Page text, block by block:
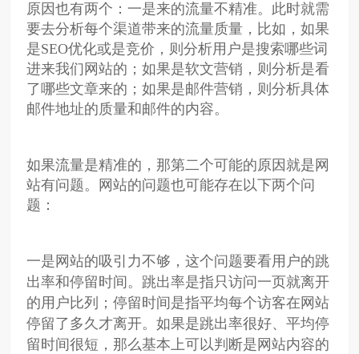
原因也有两个：一是来的流量不精准。此时就需
要去分析每个渠道带来的流量质量，比如，如果
是SEO优化或是竞价，则分析用户是搜索哪些词
进来我们网站的；如果是软文营销，则分析是看
了哪些文章来的；如果是邮件营销，则分析具体
邮件地址的质量和邮件的内容。
如果流量是精准的，那第二个可能的原因就是网
站有问题。网站的问题也可能存在以下两个问
题：
一是网站的吸引力不够，这个问题要看用户的跳
出率和停留时间。跳出率是指只访问一页就离开
的用户比列；停留时间是指平均每个访客在网站
停留了多久才离开。如果是跳出率很好、平均停
留时间很短，那么基本上可以判断是网站内容的